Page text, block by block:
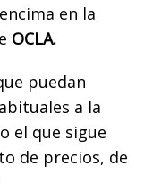
en la
OCLA.
puedan
a la
el que sigue
de precios, de